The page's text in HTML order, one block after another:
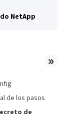
NetApp
de los pasos
de